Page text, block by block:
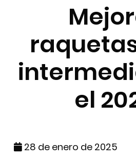
el
28 de enero de 2025